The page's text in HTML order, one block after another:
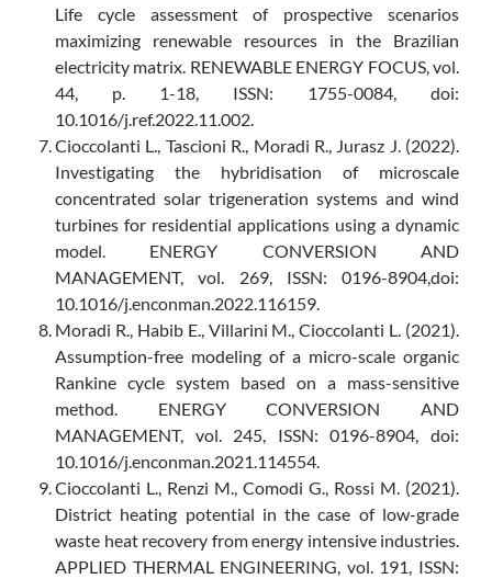
Life cycle assessment of prospective scenarios
maximizing renewable resources in the Brazilian
electricity matrix. RENEWABLE ENERGY FOCUS, vol.
44, p. 1-18, ISSN: 1755-0084, doi:
10.1016/j.ref.2022.11.002.
Cioccolanti L., Tascioni R., Moradi R., Jurasz J. (2022).
Investigating the hybridisation of microscale
concentrated solar trigeneration systems and wind
turbines for residential applications using a dynamic
model. ENERGY CONVERSION AND
MANAGEMENT, vol. 269, ISSN: 0196-8904,doi:
10.1016/j.enconman.2022.116159.
Moradi R., Habib E., Villarini M., Cioccolanti L. (2021).
Assumption-free modeling of a micro-scale organic
Rankine cycle system based on a mass-sensitive
method. ENERGY CONVERSION AND
MANAGEMENT, vol. 245, ISSN: 0196-8904, doi:
10.1016/j.enconman.2021.114554.
Cioccolanti L., Renzi M., Comodi G., Rossi M. (2021).
District heating potential in the case of low-grade
waste heat recovery from energy intensive industries.
APPLIED THERMAL ENGINEERING, vol. 191, ISSN: